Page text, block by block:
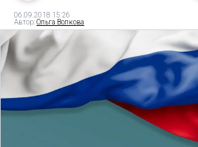
06.09.2018 15:26
Автор:Ольга Волкова